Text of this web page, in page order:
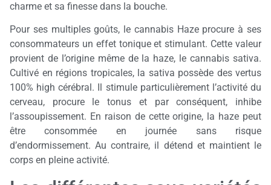
charme et sa finesse dans la bouche.
Pour ses multiples goûts, le cannabis Haze procure à ses
consommateurs un effet tonique et stimulant. Cette valeur
provient de l’origine même de la haze, le cannabis sativa.
Cultivé en régions tropicales, la sativa possède des vertus
100% high cérébral. Il stimule particulièrement l’activité du
cerveau, procure le tonus et par conséquent, inhibe
l’assoupissement. En raison de cette origine, la haze peut
être consommée en journée sans risque
d’endormissement. Au contraire, il détend et maintient le
corps en pleine activité.